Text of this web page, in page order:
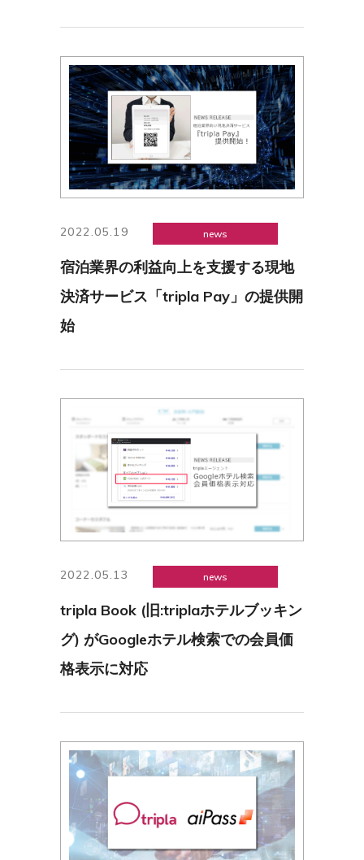
2022.05.19 news
宿泊業界の利益向上を支援する現地
決済サービス「tripla Pay」の提供開
始
2022.05.13 news
tripla Book (旧:triplaホテルブッキン
グ) がGoogleホテル検索での会員価
格表示に対応